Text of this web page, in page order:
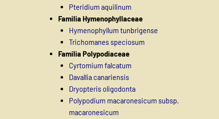
Pteridium aquilinum
Familia Hymenophyllaceae
Hymenophyllum tunbrigense
Trichomanes speciosum
Familia Polypodiaceae
Cyrtomium falcatum
Davallia canariensis
Dryopteris oligodonta
Polypodium macaronesicum subsp.
macaronesicum